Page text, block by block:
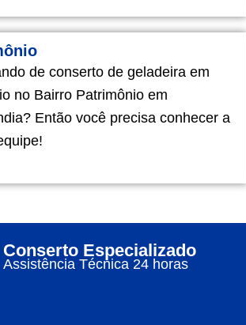
de conserto de geladeira em
no Bairro Patrimônio em
Então você precisa conhecer a
Conserto Especializado
Assistência Técnica 24 horas